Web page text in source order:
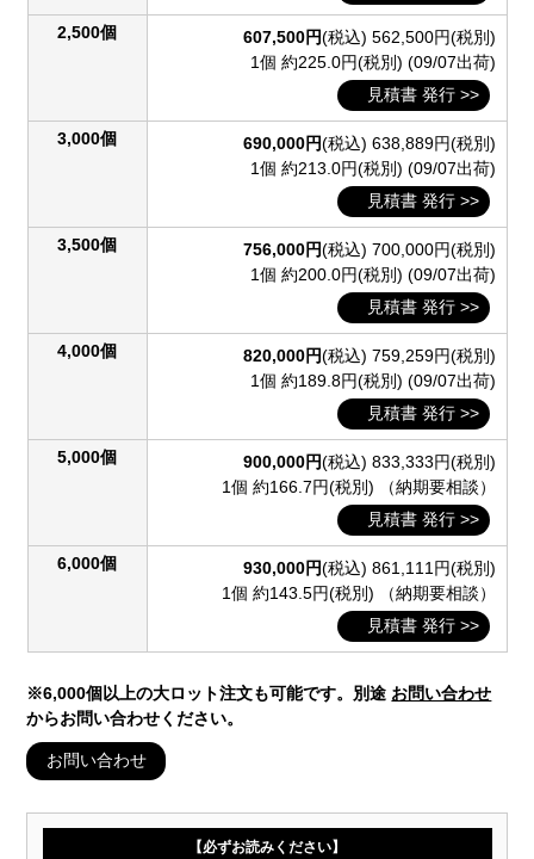
2,500個 607,500円(税込) 562,500円(税別)
1個 約225.0円(税別) (09/07出荷)
見積書 発行 >>
3,000個 690,000円(税込) 638,889円(税別)
1個 約213.0円(税別) (09/07出荷)
見積書 発行 >>
3,500個 756,000円(税込) 700,000円(税別)
1個 約200.0円(税別) (09/07出荷)
見積書 発行 >>
4,000個 820,000円(税込) 759,259円(税別)
1個 約189.8円(税別) (09/07出荷)
見積書 発行 >>
5,000個 900,000円(税込) 833,333円(税別)
1個 約166.7円(税別) （納期要相談）
見積書 発行 >>
6,000個 930,000円(税込) 861,111円(税別)
1個 約143.5円(税別) （納期要相談）
見積書 発行 >>
※6,000個以上の大ロット注文も可能です。別途 お問い合わせ
からお問い合わせください。
お問い合わせ
【必ずお読みください】